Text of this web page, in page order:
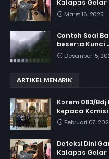
Kalapas Gelar
Maret 16, 2025
Contoh Soal
beserta Kunci
Desember 15,
ARTIKEL MENARIK
Korem 083/
kepada Komisi I
Februari 07,
Deteksi Dini
Kalapas Gelar